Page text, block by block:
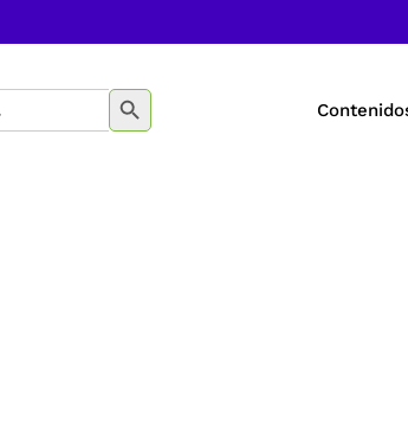
BOTÓN DE BÚSQUEDA